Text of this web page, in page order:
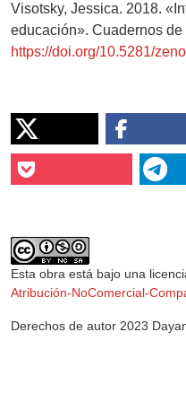
Visotsky, Jessica. 2018.
educación». Cuadernos
https://doi.org/10.5281/
Esta obra está bajo una
Atribución-NoComercial-
Derechos de autor 2023